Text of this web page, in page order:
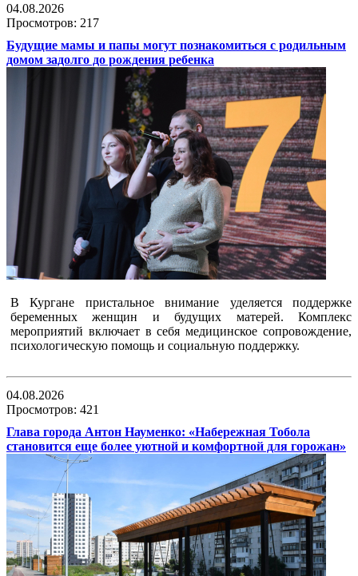
04.08.2026
Просмотров: 217
Будущие мамы и папы могут познакомиться с родильным
домом задолго до рождения ребенка
В Кургане пристальное внимание уделяется поддержке
беременных женщин и будущих матерей. Комплекс
мероприятий включает в себя медицинское сопровождение,
психологическую помощь и социальную поддержку.
04.08.2026
Просмотров: 421
Глава города Антон Науменко: «Набережная Тобола
становится еще более уютной и комфортной для горожан»